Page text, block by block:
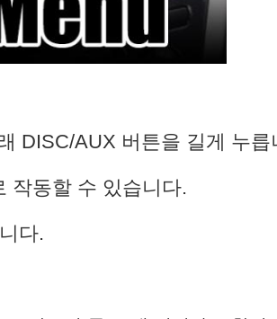
DISC/AUX 버튼을 길게 누릅
작동할 수 있습니다.
다.